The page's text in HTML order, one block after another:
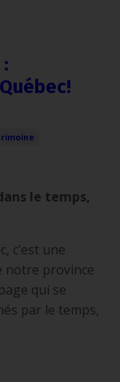
le temps,
c’est une
notre province
qui se
par le temps,